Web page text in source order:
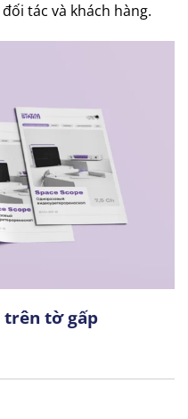
tác và khách hàng.
trên tờ gấp